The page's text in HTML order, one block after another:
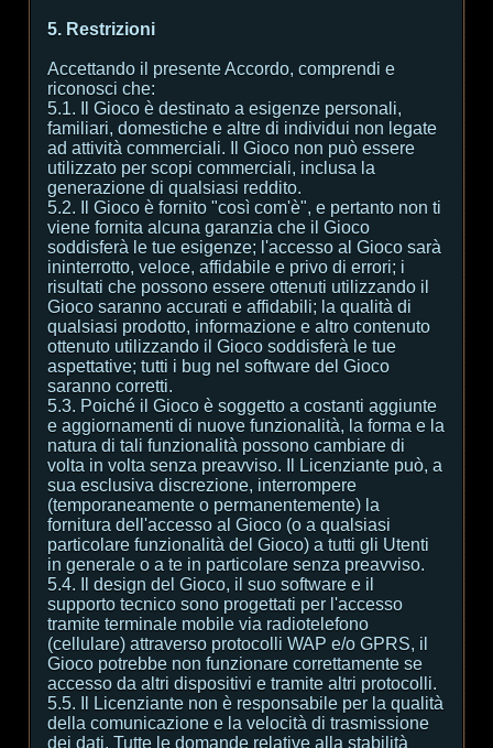
5. Restrizioni
Accettando il presente Accordo, comprendi e
riconosci che:
5.1. Il Gioco è destinato a esigenze personali,
familiari, domestiche e altre di individui non legate
ad attività commerciali. Il Gioco non può essere
utilizzato per scopi commerciali, inclusa la
generazione di qualsiasi reddito.
5.2. Il Gioco è fornito "così com'è", e pertanto non ti
viene fornita alcuna garanzia che il Gioco
soddisferà le tue esigenze; l'accesso al Gioco sarà
ininterrotto, veloce, affidabile e privo di errori; i
risultati che possono essere ottenuti utilizzando il
Gioco saranno accurati e affidabili; la qualità di
qualsiasi prodotto, informazione e altro contenuto
ottenuto utilizzando il Gioco soddisferà le tue
aspettative; tutti i bug nel software del Gioco
saranno corretti.
5.3. Poiché il Gioco è soggetto a costanti aggiunte
e aggiornamenti di nuove funzionalità, la forma e la
natura di tali funzionalità possono cambiare di
volta in volta senza preavviso. Il Licenziante può, a
sua esclusiva discrezione, interrompere
(temporaneamente o permanentemente) la
fornitura dell'accesso al Gioco (o a qualsiasi
particolare funzionalità del Gioco) a tutti gli Utenti
in generale o a te in particolare senza preavviso.
5.4. Il design del Gioco, il suo software e il
supporto tecnico sono progettati per l'accesso
tramite terminale mobile via radiotelefono
(cellulare) attraverso protocolli WAP e/o GPRS, il
Gioco potrebbe non funzionare correttamente se
accesso da altri dispositivi e tramite altri protocolli.
5.5. Il Licenziante non è responsabile per la qualità
della comunicazione e la velocità di trasmissione
dei dati. Tutte le domande relative alla stabilità